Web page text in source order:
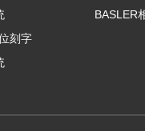
刻字
BASLER